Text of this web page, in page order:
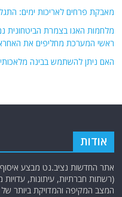
מאבקת פרחים לאריכות ימים:
מלחמות האגו בצמרת הביטחונית
ראשי המערכת מחליפים את
האם ניתן להשתמש בבינה
אודות
אתר החדשות נציב.נט מבצע איסוף
(רשתות חברתיות, עיתונות,
המצב המקיפה והמדויקת ביותר